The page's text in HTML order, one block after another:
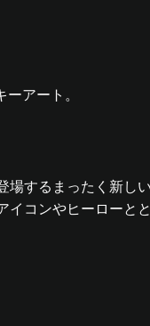
場するまったく新し
コンやヒーローと